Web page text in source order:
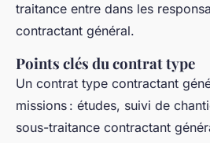
traitance entre dans les
contractant général.
Points clés du contrat type
Un contrat type contractant
missions : études, suivi de
sous-traitance contractant